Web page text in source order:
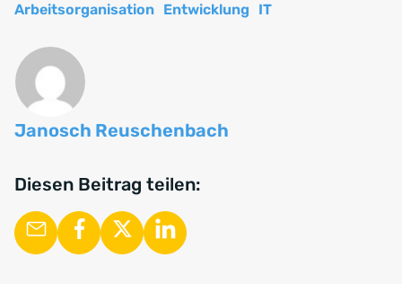
Arbeitsorganisation Entwicklung IT
Janosch Reuschenbach
Diesen Beitrag teilen: